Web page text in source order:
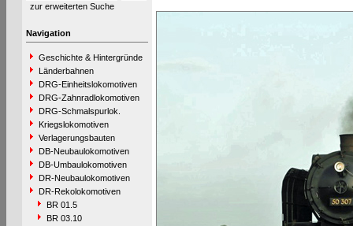
zur erweiterten Suche
Navigation
Geschichte & Hintergründe
Länderbahnen
DRG-Einheitslokomotiven
DRG-Zahnradlokomotiven
DRG-Schmalspurlok.
Kriegslokomotiven
Verlagerungsbauten
DB-Neubaulokomotiven
DB-Umbaulokomotiven
DR-Neubaulokomotiven
DR-Rekolokomotiven
BR 01.5
BR 03.10